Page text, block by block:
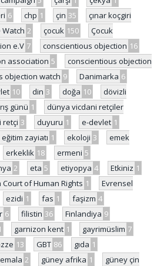
6 chp 1 çin 35
çınar koçgiri
Watch 2 çocuk 150
Çocuk
e.V 7 conscientious objection 16
association 5
conscientious objection
objection watch 9 Danimarka 6
10 din 3 doğa 10
dövizli
günü 1
dünya vicdani retçiler
retçi 3 duyuru 1 e-devlet 1
eğitim zayiatı 1 ekoloji 3
emek
erkeklik 18 ermeni 5
2 eta 5 etiyopya 4 Etkiniz 1
of Human Rights 1
Evrensel
ezidi 1 fas 1 faşizm 4
6 filistin 36 Finlandiya 9
garnizon kent 1 gayrimüslim 7
13 GBT 86 gıda 1
2 güney afrika 1
güney çin